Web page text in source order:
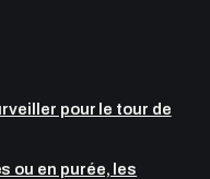
pour le tour de
ou en purée, les